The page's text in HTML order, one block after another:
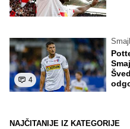
4
NAJČITANIJE IZ KATEGORIJE